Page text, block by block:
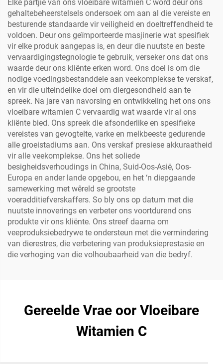
Elke partjie van ons vloeibare witamien C word deur ons
gehaltebeheerstelsels ondersoek om aan al die vereiste en
besturende standaarde vir veiligheid en doeltreffendheid te
voldoen. Deur ons geïmporteerde masjinerie wat spesifiek
vir elke produk aangepas is, en deur die nuutste en beste
vervaardigingstegnologie te gebruik, verseker ons dat ons
waarde deur ons kliënte erken word. Ons doel is om die
nodige voedingsbestanddele aan veekomplekse te verskaf,
en vir die uiteindelike doel om diergesondheid aan te
spreek. Na jare van navorsing en ontwikkeling het ons ons
vloeibare witamien C vervaardig wat waarde vir al ons
kliënte bied. Ons spreek die afsonderlike en spesifieke
vereistes van gevogtelte, varke en melkbeeste gedurende
alle groeistadiums aan. Ons verskaf presiese akkuraatheid
vir alle veekomplekse. Ons het soliede
besigheidsverhoudings in China, Suid-Oos-Asië, Oos-
Europa en ander lande opgebou, en het ‘n diepgaande
samewerking met wêreld se grootste
voeradditiefverskaffers. So bly ons op datum met die
nuutste innoverings en verbeter ons voortdurend ons
produkte vir ons kliënte. Ons streef daarna om
veeproduksiebedrywe te ondersteun met die vermindering
van dierestres, die verbetering van produksieprestasie en
die verhoging van die volhoubaarheid van die bedryf.
Gereelde Vrae oor Vloeibare
Witamien C